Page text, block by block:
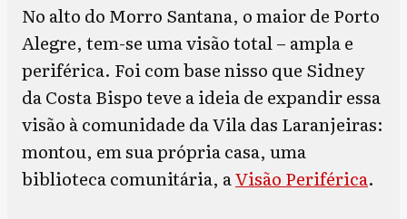
No alto do Morro Santana, o maior de Porto
Alegre, tem-se uma visão total – ampla e
periférica. Foi com base nisso que Sidney
da Costa Bispo teve a ideia de expandir essa
visão à comunidade da Vila das Laranjeiras:
montou, em sua própria casa, uma
biblioteca comunitária, aVisão Periférica.